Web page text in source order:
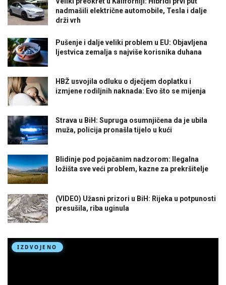
nadmašili električne automobile, Tesla i dalje
drži vrh
Pušenje i dalje veliki problem u EU: Objavljena
ljestvica zemalja s najviše korisnika duhana
HBŽ usvojila odluku o dječjem doplatku i
izmjene rodiljnih naknada: Evo što se mijenja
Strava u BiH: Supruga osumnjičena da je ubila
muža, policija pronašla tijelo u kući
Blidinje pod pojačanim nadzorom: Ilegalna
ložišta sve veći problem, kazne za prekršitelje
(VIDEO) Užasni prizori u BiH: Rijeka u potpunosti
presušila, riba uginula